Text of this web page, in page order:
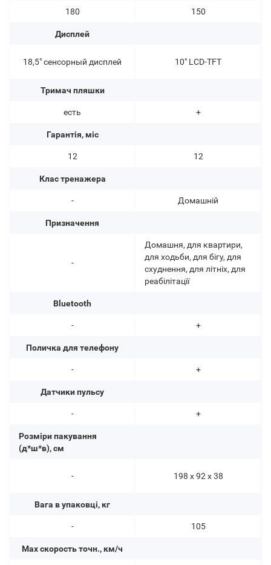
180
Дисплей
18,5" сенсорный дисплей
Тримач пляшки
есть
Гарантія, міс
12
Клас тренажера
-
Призначення
-
Bluetooth
-
Поличка для телефону
-
Датчики пульсу
-
Розміри пакування
(д*ш*в), см
-
Вага в упаковці, кг
-
Max скорость точн., км/ч
150
10" LCD-TFT
+
12
Домашній
Домашня, для квартири,
для ходьби, для бігу, для
схуднення, для літніх, для
реабілітацїї
+
+
+
198 х 92 х 38
105